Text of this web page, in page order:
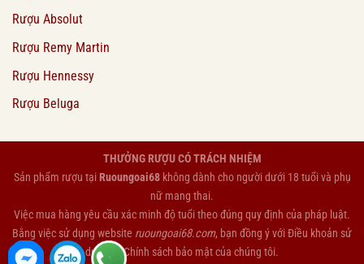
Rượu Absolut
Rượu Remy Martin
Rượu Hennessy
Rượu Beluga
THƯỞNG RƯỢU CÓ TRÁCH NHIỆM
Sản phẩm rượu tạiRuoungoai68không dành cho người dưới 18 tuổi và phụ
nữ mang thai.
Việc mua hàng yêu cầu xác minh độ tuổi theo đúng quy định của pháp luật.
Bằng việc sử dụng website ruoungoai68.com, bạn đồng ý vớiĐiều khoản sử
dụng
vàChính sách bảo mậtcủa chúng tôi.